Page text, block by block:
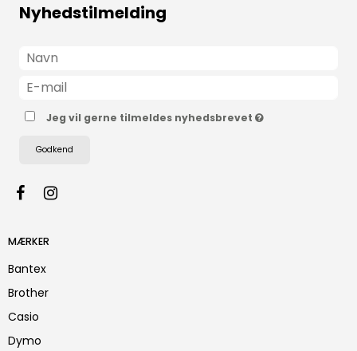
Nyhedstilmelding
Jeg vil gerne tilmeldes nyhedsbrevet
Godkend
MÆRKER
Bantex
Brother
Casio
Dymo